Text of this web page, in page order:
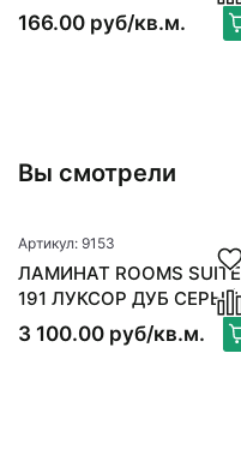
166.00 руб/кв.м.
Вы смотрели
Артикул: 9153
ЛАМИНАТ ROOMS SUITE
191 ЛУКСОР ДУБ СЕРЫЙ
RV 825
3 100.00 руб/кв.м.